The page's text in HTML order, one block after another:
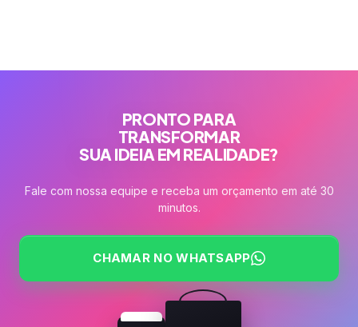
PRONTO PARA
TRANSFORMAR
SUA IDEIA EM REALIDADE?
Fale com nossa equipe e receba um orçamento em até 30
minutos.
CHAMAR NO WHATSAPP